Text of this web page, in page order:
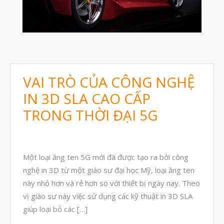
Tháng Mười Một 2024
Tháng Năm 2024
Tháng Tư 2024
Tháng Ba 2024
Tháng Mười Hai 2023
Tháng Mười Một 2023
Tháng Mười 2023
VAI TRÒ CỦA CÔNG NGHỆ
IN 3D SLA CAO CẤP
TRONG THỜI ĐẠI 5G
Một loại ăng ten 5G mới đã được tạo ra bởi công
nghệ in 3D từ một giáo sư đại học Mỹ, loại ăng ten
này nhỏ hơn và rẻ hơn so với thiết bị ngày nay. Theo
vị giáo sư này việc sử dụng các kỹ thuật in 3D SLA
giúp loại bỏ các […]